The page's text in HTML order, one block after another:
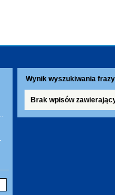
Wynik wyszukiwania
Brak wpisów